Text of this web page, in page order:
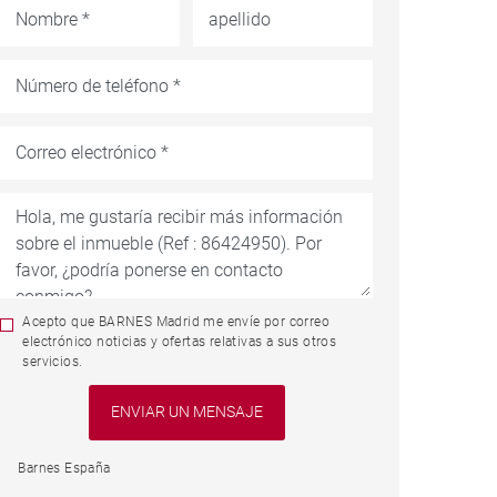
Acepto que BARNES Madrid me envíe por correo
electrónico noticias y ofertas relativas a sus otros
servicios.
Barnes España